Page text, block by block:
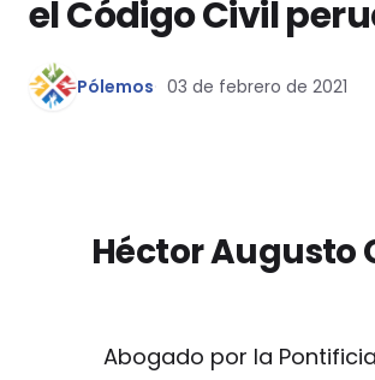
el Código Civil
Pólemos 03 de febrero de 2021
Héctor Augusto
Abogado por la